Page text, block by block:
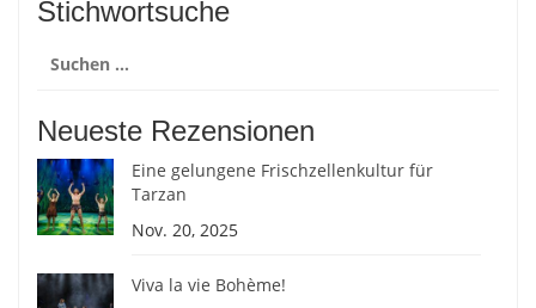
Stichwortsuche
nach:
Neueste Rezensionen
Eine gelungene Frischzellenkultur für
Tarzan
Nov. 20, 2025
Viva la vie Bohème!